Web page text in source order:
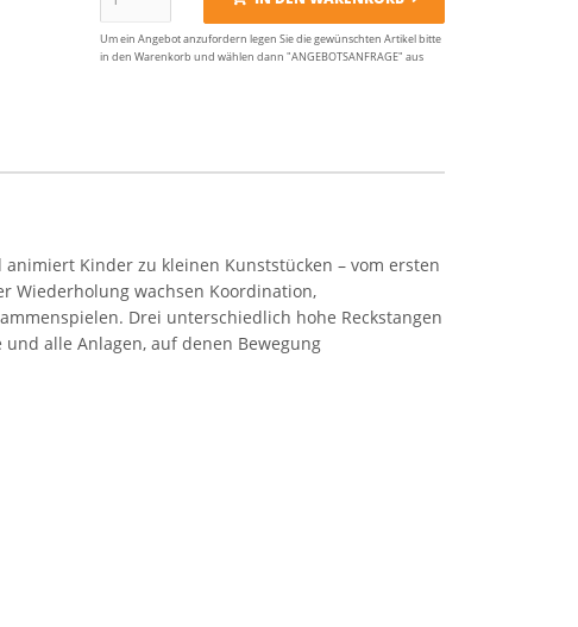
Um ein Angebot anzufordern legen Sie die gewünschten Artikel bitte
in den Warenkorb und wählen dann "ANGEBOTSANFRAGE" aus
Kinder zu kleinen Kunststücken – vom ersten
Wiederholung wachsen Koordination,
Drei unterschiedlich hohe Reckstangen
alle Anlagen, auf denen Bewegung